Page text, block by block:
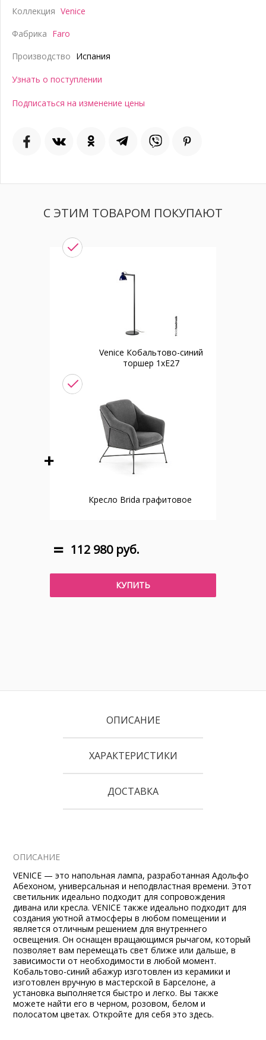
Коллекция Venice
Фабрика Faro
Производство Испания
Узнать о поступлении
Подписаться на изменение цены
С ЭТИМ ТОВАРОМ ПОКУПАЮТ
Venice Кобальтово-синий
торшер 1xE27
Кресло Brida графитовое
112 980 руб.
КУПИТЬ
ОПИСАНИЕ
ХАРАКТЕРИСТИКИ
ДОСТАВКА
ОПИСАНИЕ
VENICE — это напольная лампа, разработанная Адольфо
Абехоном, универсальная и неподвластная времени. Этот
светильник идеально подходит для сопровождения
дивана или кресла. VENICE также идеально подходит для
создания уютной атмосферы в любом помещении и
является отличным решением для внутреннего
освещения. Он оснащен вращающимся рычагом, который
позволяет вам перемещать свет ближе или дальше, в
зависимости от необходимости в любой момент.
Кобальтово-синий абажур изготовлен из керамики и
изготовлен вручную в мастерской в Барселоне, а
установка выполняется быстро и легко. Вы также
можете найти его в черном, розовом, белом и
полосатом цветах. Откройте для себя это здесь.